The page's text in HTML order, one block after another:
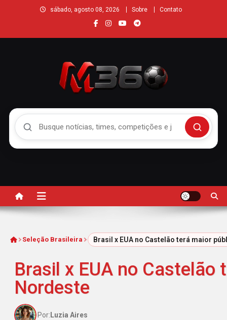
sábado, agosto 08, 2026 Sobre Contato
Buscar
InícioSeleção Brasileira Brasil x EUA no Castelão terá maior
Brasil x EUA no
Nordeste
Por: Luzia Aires